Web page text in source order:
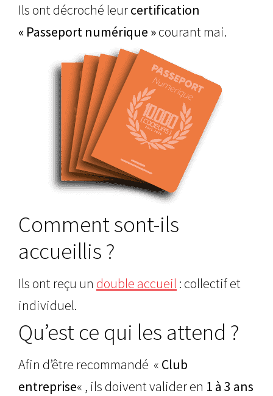
Ils ont décroché leurcertification
« Passeport numérique »courant mai.
Comment sont-ils
accueillis ?
Ils ont reçu un double accueil : collectif et
individuel.
Qu’est ce qui les attend ?
Afin d’être recommandé « Club
entreprise« , ils doivent valider en 1 à 3 ans